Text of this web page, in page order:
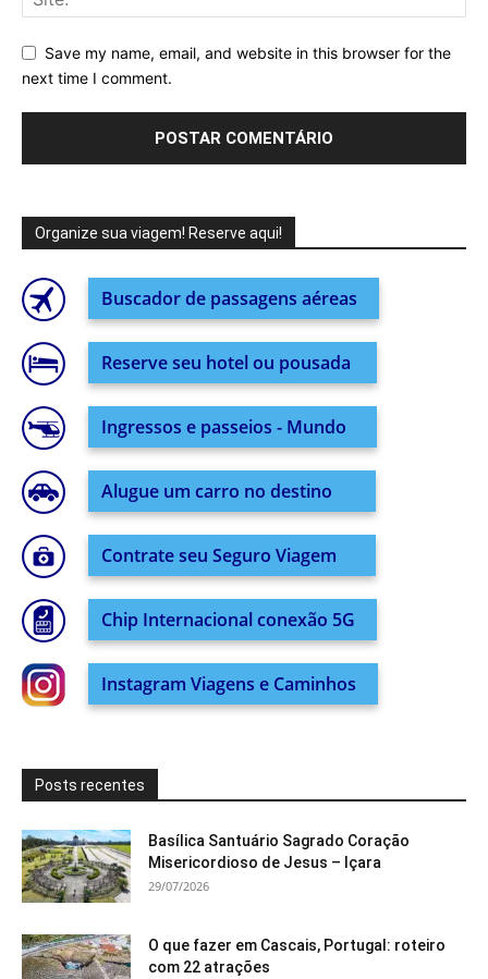
Save my name, email, and website in this browser for the
next time I comment.
Organize sua viagem! Reserve aqui!
Buscador de passagens aéreas
Reserve seu hotel ou pousada
Ingressos e passeios - Mundo
Alugue um carro no destino
Contrate seu Seguro Viagem
Chip Internacional conexão 5G
Instagram Viagens e Caminhos
Posts recentes
Basílica Santuário Sagrado Coração
Misericordioso de Jesus – Içara
29/07/2026
O que fazer em Cascais, Portugal: roteiro
com 22 atrações